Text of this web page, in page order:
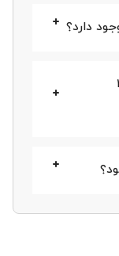
مختلف در بازار
ما همراه ۱۰